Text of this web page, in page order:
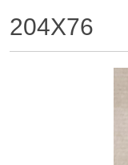
204X76